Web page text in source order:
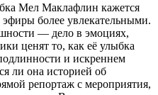
Мел Маклафлин кажется
эфиры более увлекательными.
— дело в эмоциях,
ценят то, как её улыбка
и искреннем
ли она историей об
репортаж с мероприятия,